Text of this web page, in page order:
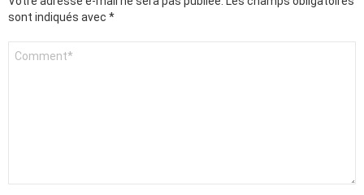
sont indiqués avec *